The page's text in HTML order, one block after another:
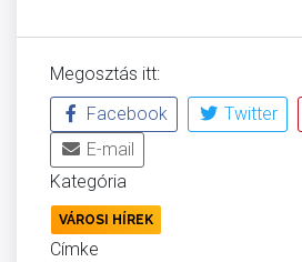
Megosztás itt:
Facebook
Twitter
E-mail
Kategória
VÁROSI HÍREK
Címke